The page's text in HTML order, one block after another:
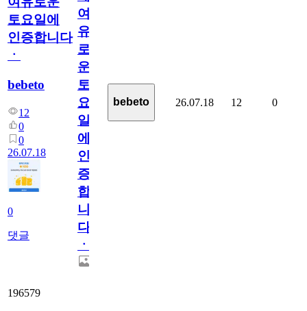
토요일에
인증합니다
ㆍ
bebeto
12
0
0
26.07.18
0
댓글
여
유
로
운
토
요
일
에
인
증
합
니
다
ㆍ
bebeto 26.07.18 12 0
196579